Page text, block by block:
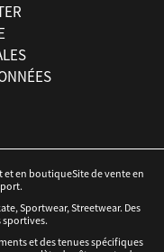
et en boutiqueSite de vente en
Sportwear, Streetwear. Des
sportives.
et des tenues spécifiques